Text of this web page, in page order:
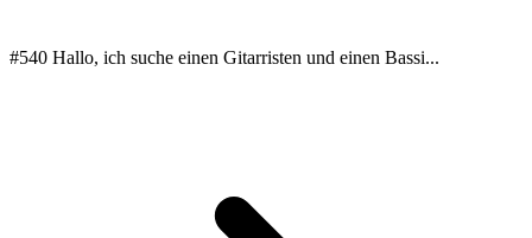
#540 Hallo, ich suche einen Gitarristen und einen Bassi...